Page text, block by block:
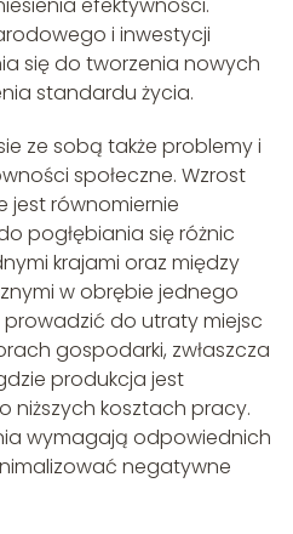
efektywności.
i inwestycji
się do tworzenia nowych
standardu życia.
ze sobą także problemy i
społeczne. Wzrost
jest równomiernie
pogłębiania się różnic
krajami oraz między
w obrębie jednego
prowadzić do utraty miejsc
gospodarki, zwłaszcza
produkcja jest
niższych kosztach pracy.
wymagają odpowiednich
negatywne